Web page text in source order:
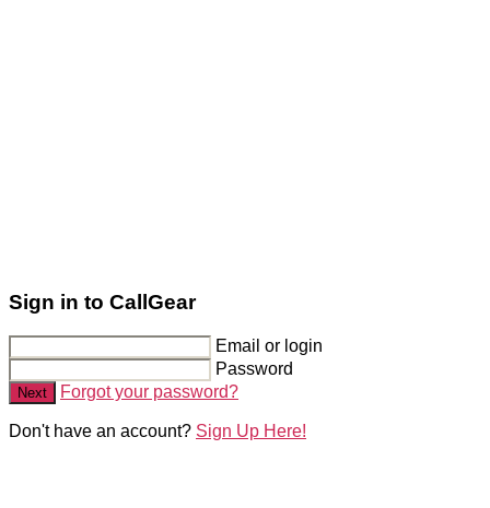
Sign in to CallGear
Email or login
Password
Next Forgot your password?
Don't have an account? Sign Up Here!